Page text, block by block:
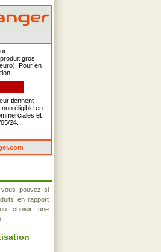
gros
Pour en
:
tiennent
éligible en
et
24.
vous pouvez si
en rapport
choisir une